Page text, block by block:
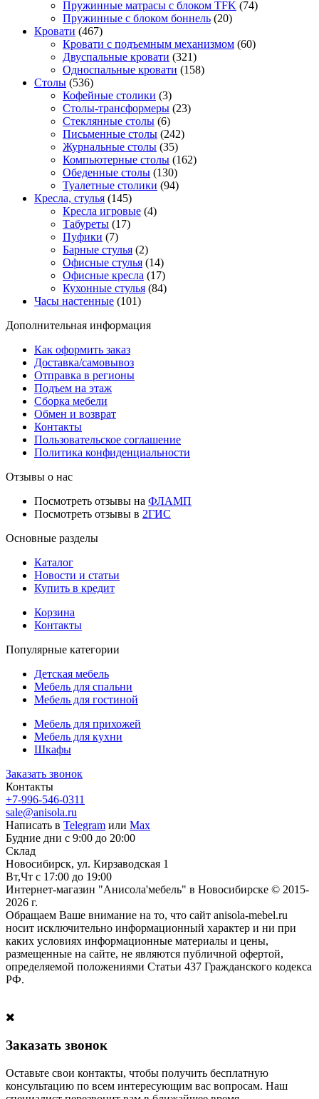
Пружинные матрасы с блоком TFK (74)
Пружинные с блоком боннель (20)
Кровати (467)
Кровати с подъемным механизмом (60)
Двуспальные кровати (321)
Односпальные кровати (158)
Столы (536)
Кофейные столики (3)
Столы-трансформеры (23)
Стеклянные столы (6)
Письменные столы (242)
Журнальные столы (35)
Компьютерные столы (162)
Обеденные столы (130)
Туалетные столики (94)
Кресла, стулья (145)
Кресла игровые (4)
Табуреты (17)
Пуфики (7)
Барные стулья (2)
Офисные стулья (14)
Офисные кресла (17)
Кухонные стулья (84)
Часы настенные (101)
Дополнительная информация
Как оформить заказ
Доставка/самовывоз
Отправка в регионы
Подъем на этаж
Сборка мебели
Обмен и возврат
Контакты
Пользовательское соглашение
Политика конфиденциальности
Отзывы о нас
Посмотреть отзывы на ФЛАМП
Посмотреть отзывы в 2ГИС
Основные разделы
Каталог
Новости и статьи
Купить в кредит
Корзина
Контакты
Популярные категории
Детская мебель
Мебель для спальни
Мебель для гостиной
Мебель для прихожей
Мебель для кухни
Шкафы
Заказать звонок
Контакты
+7-996-546-0311
sale@anisola.ru
Написать в Telegram или Max
Будние дни с 9:00 до 20:00
Склад
Новосибирск, ул. Кирзаводская 1
Вт,Чт с 17:00 до 19:00
Интернет-магазин "Анисола'мебель" в Новосибирске © 2015-
2026 г.
Обращаем Ваше внимание на то, что сайт anisola-mebel.ru
носит исключительно информационный характер и ни при
каких условиях информационные материалы и цены,
размещенные на сайте, не являются публичной офертой,
определяемой положениями Статьи 437 Гражданского кодекса
РФ.
Заказать звонок
Оставьте свои контакты, чтобы получить бесплатную
консультацию по всем интересующим вас вопросам. Наш